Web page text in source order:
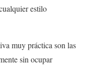
estilo
muy práctica son las
sin ocupar